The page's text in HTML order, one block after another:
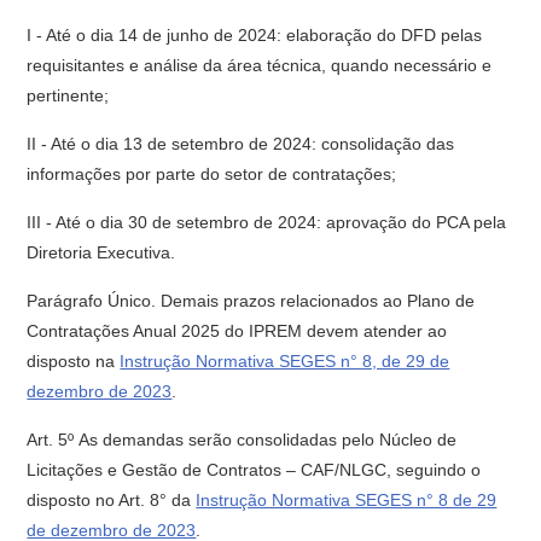
I - Até o dia 14 de junho de 2024: elaboração do DFD pelas
requisitantes e análise da área técnica, quando necessário e
pertinente;
II - Até o dia 13 de setembro de 2024: consolidação das
informações por parte do setor de contratações;
III - Até o dia 30 de setembro de 2024: aprovação do PCA pela
Diretoria Executiva.
Parágrafo Único. Demais prazos relacionados ao Plano de
Contratações Anual 2025 do IPREM devem atender ao
disposto na Instrução Normativa SEGES n° 8, de 29 de
dezembro de 2023
Art. 5º As demandas serão consolidadas pelo Núcleo de
Licitações e Gestão de Contratos – CAF/NLGC, seguindo o
disposto no Art. 8° da Instrução Normativa SEGES n° 8 de 29
de dezembro de 2023